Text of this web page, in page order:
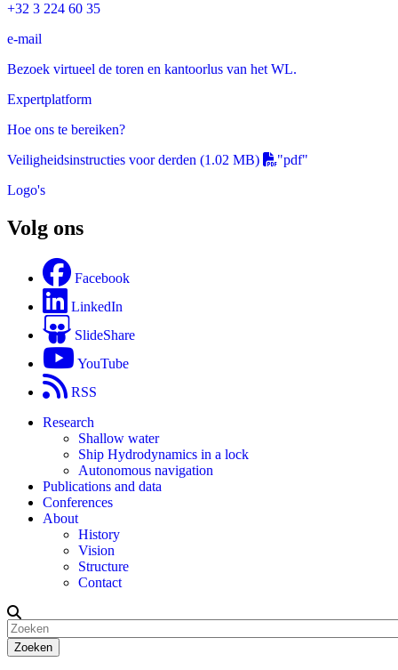
+32 3 224 60 35
e-mail
Bezoek virtueel de toren en kantoorlus van het WL.
Expertplatform
Hoe ons te bereiken?
Veiligheidsinstructies voor derden (1.02 MB)
"pdf"
Logo's
Volg ons
Facebook
LinkedIn
SlideShare
YouTube
RSS
Research
Shallow water
Ship Hydrodynamics in a lock
Autonomous navigation
Publications and data
Conferences
About
History
Vision
Structure
Contact
Zoeken